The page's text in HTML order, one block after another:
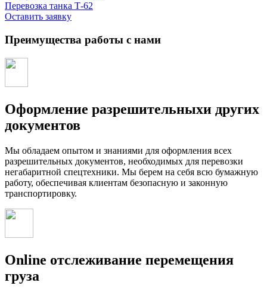
Перевозка танка Т-62
Оставить заявку
Преимущества работы с нами
Оформление разрешительныхи других
документов
Мы обладаем опытом и знаниями для оформления всех
разрешительных документов, необходимых для перевозки
негабаритной спецтехники. Мы берем на себя всю бумажную
работу, обеспечивая клиентам безопасную и законную
транспортировку.
Online отслеживание перемещения
груза